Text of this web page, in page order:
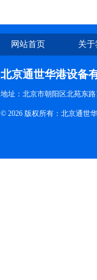
网站首页 关
北京通世华港设备
地址：北京市朝阳区北苑东路
© 2026 版权所有：北京通世